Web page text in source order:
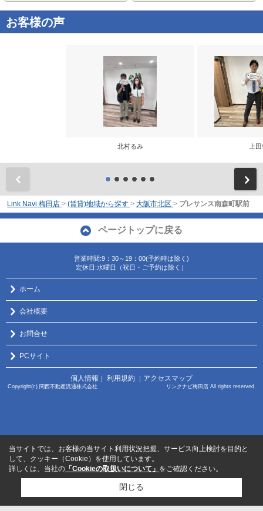
お客様の声
北村るみ 上
Link Navi 梅田店 > (賃貸)地域から探す > 大阪市北区 > プレサンス南森町駅前
ページトップに戻る
営業時間:9：30～19：00(予約時は除く)
定休日:水曜日（祝日・ご予約は除く）
ホーム
会社概要
お問合せ
PCサイト
個人情報 利用規約 アクセスマップ
Copyright(c) 関西不動産流通株式会社 リンクナビ梅田店 All rights reserved.
当サイトでは、お客様の当サイト利用状況把握、サービス向上検討を目的と
して、クッキー（Cookie）を使用しています。
詳しくは、当社の 「Cookieの取扱いについて」 をご確認ください。
閉じる